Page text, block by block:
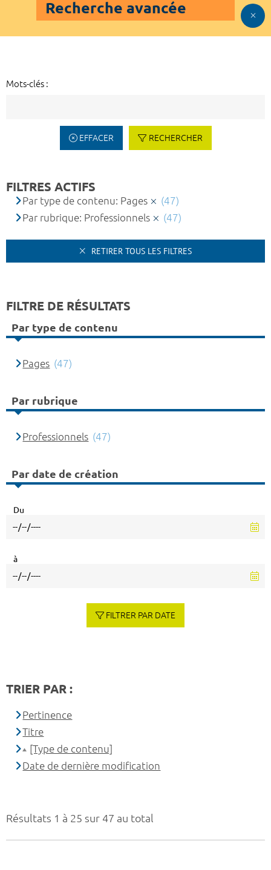
Recherche avancée
Mots-clés :
EFFACER RECHERCHER
Résultats 1 à 25 sur 47 au total
FILTRES ACTIFS
Par type de contenu: Pages
(47)
Par rubrique: Professionnels
(47)
RETIRER TOUS LES FILTRES
FILTRE DE RÉSULTATS
Par type de contenu
Pages (47)
Par rubrique
Professionnels (47)
Par date de création
Du
à
FILTRER PAR DATE
TRIER PAR :
Pertinence
Titre
[Type de contenu]
Date de dernière modification